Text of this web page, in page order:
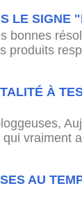
LE SIGNE
bonnes
produits
À
vraiment
AU